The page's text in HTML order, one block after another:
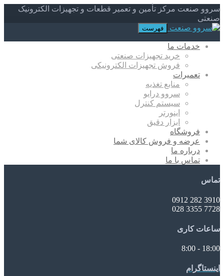
سروو صنعت مرکز تأمین و تعمیر قطعات و تجهیزات الکترونیک
صنعتی
فهرست
خدمات ما
خرید تجهیزات صنعتی
فروش تجهیزات الکترونیکی
تعمیرات
منابع تغذیه
سروو درایو
سیستم کنترل
اینورتر
ابزار دقیق
فروشگاه
عرضه و فروش کالای شما
درباره ما
تماس با ما
تماس
3910 282 0912
7728 3355 028
ساعات کاری
18:00 - 8:00
اینستاگرام